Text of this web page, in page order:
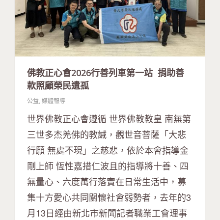
佛教正心會2026行善列車第一站 捐助善
款照顧榮民遺孤
公益, 媒體報導
世界佛教正心會遵循 世界佛教教皇 南無第
三世多杰羌佛的教誡，觀世音菩薩「大悲
行願 無處不現」之慈悲，依於本會指導金
剛上師 恆性嘉措仁波且的指導將十善、四
無量心、六度萬行落實在日常生活中，募
集十方愛心共同關懷社會弱勢者，去年的3
月13日經由新北市新聞記者職業工會理事